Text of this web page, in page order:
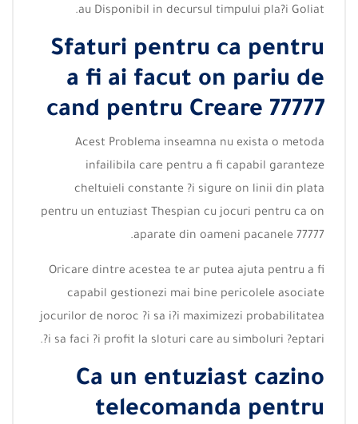
au Disponibil in decursul timpului pla?i Goliat.
Sfaturi pentru ca pentru
a fi ai facut on pariu de
cand pentru Creare 77777
Acest Problema inseamna nu exista o metoda
infailibila care pentru a fi capabil garanteze
cheltuieli constante ?i sigure on linii din plata
pentru un entuziast Thespian cu jocuri pentru ca on
aparate din oameni pacanele 77777.
Oricare dintre acestea te ar putea ajuta pentru a fi
capabil gestionezi mai bine pericolele asociate
jocurilor de noroc ?i sa i?i maximizezi probabilitatea
?i sa faci ?i profit la sloturi care au simboluri ?eptari.
Ca un entuziast cazino
telecomanda pentru